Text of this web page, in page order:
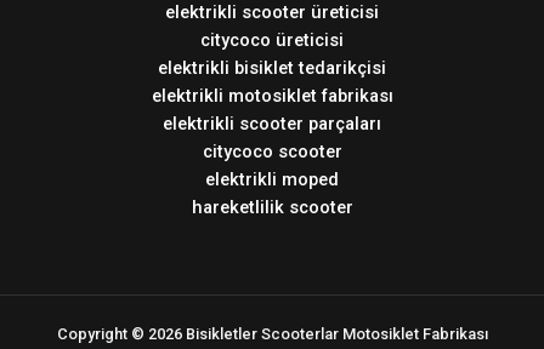
elektrikli scooter üreticisi
citycoco üreticisi
elektrikli bisiklet tedarikçisi
elektrikli motosiklet fabrikası
elektrikli scooter parçaları
citycoco scooter
elektrikli moped
hareketlilik scooter
Copyright © 2026 Bisikletler Scooterlar Motosiklet Fabrikası